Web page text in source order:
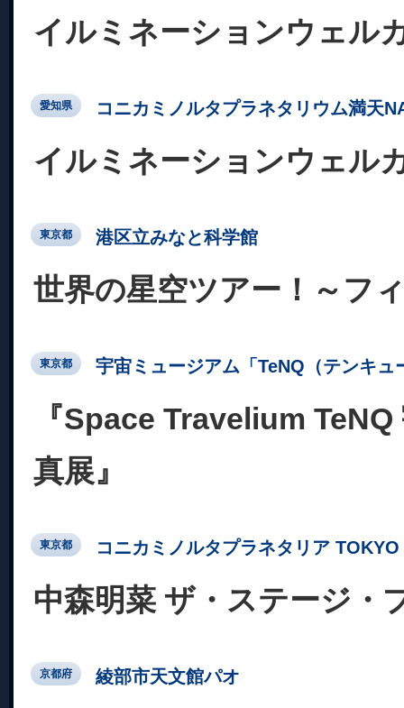
イルミネーションウェル
愛知県 コニカミノルタプラネタリウム満天
イルミネーションウェル
東京都 港区立みなと科学館
世界の星空ツアー！～フ
東京都 宇宙ミュージアム「TeNQ（テンキュ
『Space Travelium
真展』
東京都 コニカミノルタプラネタリア TOKYO
中森明菜 ザ・ステージ・
京都府 綾部市天文館パオ